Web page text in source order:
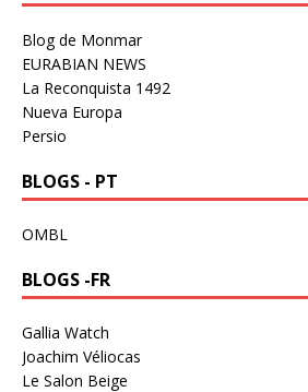
Blog de Monmar
EURABIAN NEWS
La Reconquista 1492
Nueva Europa
Persio
BLOGS - PT
OMBL
BLOGS -FR
Gallia Watch
Joachim Véliocas
Le Salon Beige